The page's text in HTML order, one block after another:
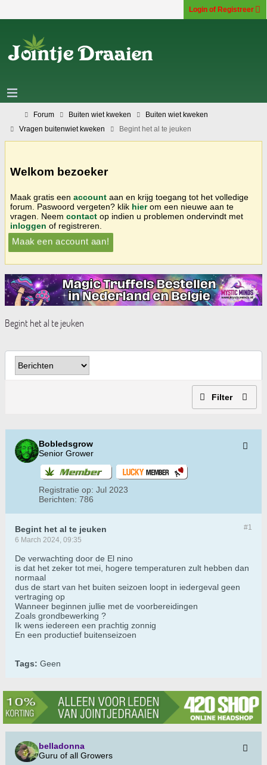
Login of Registreer
Forum Buiten wiet kweken
Buiten wiet kweken
Vragen buitenwiet kweken
Begint het al te jeuken
Welkom bezoeker
Maak gratis een account aan en krijg toegang tot het volledige
forum. Paswoord vergeten? klik hierom een nieuwe aan te
vragen. Neem contact op indien u problemen ondervindt met
inloggen of registreren.
Maak een account aan!
Begint het al te jeuken
Filter
Bobledsgrow
Senior Grower
Registratie op: Jul 2023
Berichten: 786
#1
Begint het al te jeuken
6 March 2024, 09:35
De verwachting door de El nino
is dat het zeker tot mei, hogere temperaturen zult hebben dan
normaal
dus de start van het buiten seizoen loopt in iedergeval geen
vertraging op
Wanneer beginnen jullie met de voorbereidingen
Zoals grondbewerking ?
Ik wens iedereen een prachtig zonnig
En een productief buitenseizoen
Tags: Geen
belladonna
Guru of all Growers